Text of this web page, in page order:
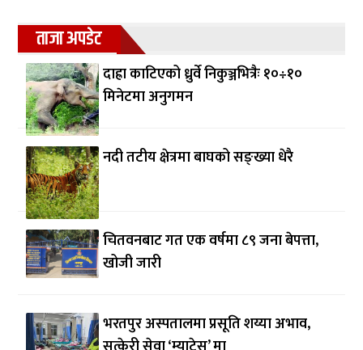
ताजा अपडेट
दाह्रा काटिएको ध्रुर्वे निकुञ्जभित्रैः १०÷१०
मिनेटमा अनुगमन
नदी तटीय क्षेत्रमा बाघको सङ्ख्या धेरै
चितवनबाट गत एक वर्षमा ८९ जना बेपत्ता,
खोजी जारी
भरतपुर अस्पतालमा प्रसूति शय्या अभाव,